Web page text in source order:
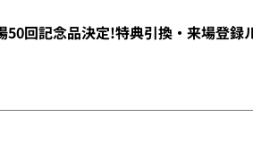
50回記念品決定!特典引換・来場登